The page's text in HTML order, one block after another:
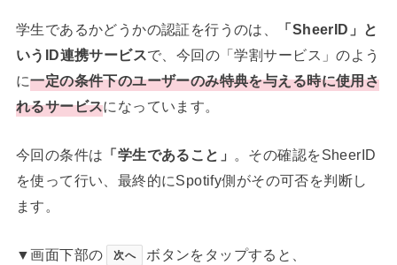
学生であるかどうかの認証を行うのは、
「SheerID」と
いうID連携サービスで、今回の「学割サービス」のよう
に一定の条件下のユーザーのみ特典を与える時に使用さ
れるサービスになっています。
今回の条件は 「学生であること」
。その確認をSheerID
を使って行い、最終的にSpotify側がその可否を判断し
ます。
▼画面下部の 次へ ボタンをタップすると、